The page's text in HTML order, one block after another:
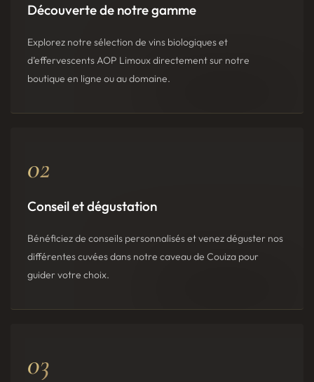
Découverte de notre gamme
Explorez notre sélection de vins biologiques et
d’effervescents AOP Limoux directement sur notre
boutique en ligne ou au domaine.
02
Conseil et dégustation
Bénéficiez de conseils personnalisés et venez déguster nos
différentes cuvées dans notre caveau de Couiza pour
guider votre choix.
03